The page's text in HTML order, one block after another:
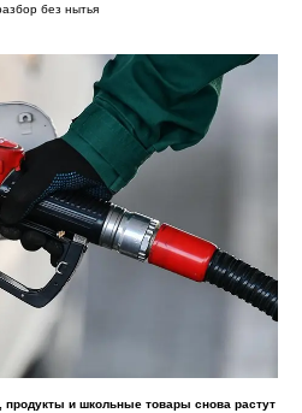
без нытья
и школьные товары снова растут